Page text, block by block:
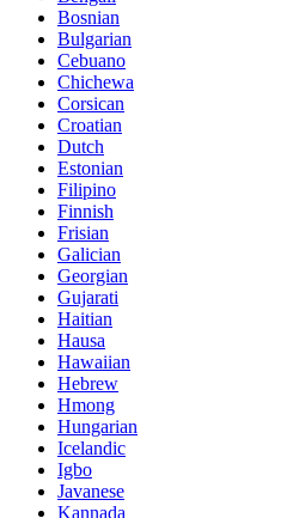
Bosnian
Bulgarian
Cebuano
Chichewa
Corsican
Croatian
Dutch
Estonian
Filipino
Finnish
Frisian
Galician
Georgian
Gujarati
Haitian
Hausa
Hawaiian
Hebrew
Hmong
Hungarian
Icelandic
Igbo
Javanese
Kannada